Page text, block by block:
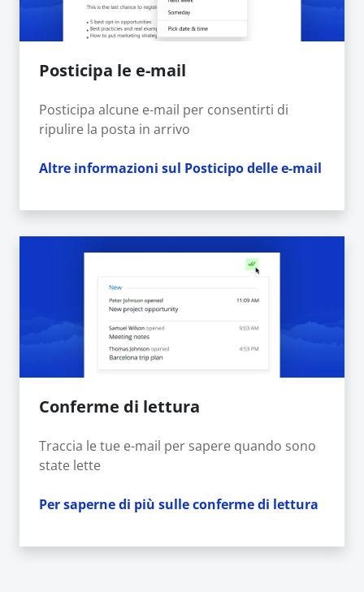
Posticipa le e-mail
Posticipa alcune e-mail per consentirti di
ripulire la posta in arrivo
Altre informazioni sul Posticipo delle e-mail
Conferme di lettura
Traccia le tue e-mail per sapere quando sono
state lette
Per saperne di più sulle conferme di lettura